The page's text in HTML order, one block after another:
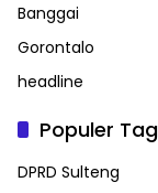
Banggai
Gorontalo
headline
Populer Tag
DPRD Sulteng